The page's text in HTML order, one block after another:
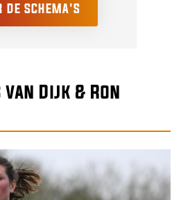
DE SCHEMA'S
Dijk & Ron